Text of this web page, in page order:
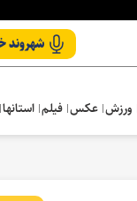
شهروند
ورزش عکس فیلم استانها